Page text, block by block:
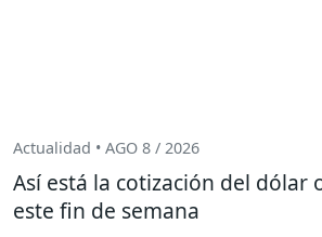
Actualidad • AGO 8 / 2026
Así está la cotización del dólar
este fin de semana